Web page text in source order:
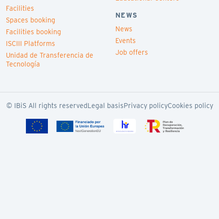
Facilities
Spaces booking
Facilities booking
ISCIII Platforms
Unidad de Transferencia de
Tecnología
NEWS
News
Events
Job offers
© IBiS All rights reservedLegal basisPrivacy policyCookies policy